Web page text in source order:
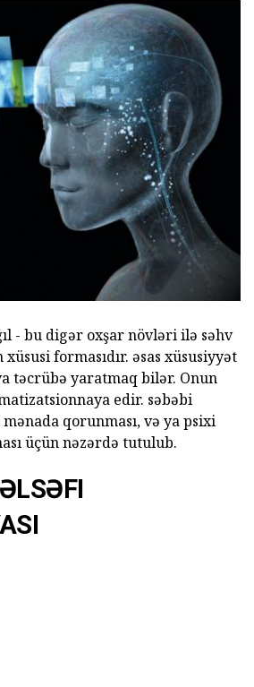
- bu digər oxşar növləri ilə səhv
formasıdır. əsas xüsusiyyət
təcrübə yaratmaq bilər. Onun
edir. səbəbi
qorunması, və ya psixi
üçün nəzərdə tutulub.